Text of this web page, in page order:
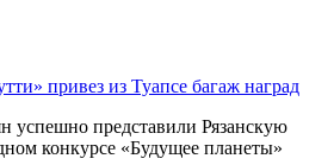
привез из Туапсе багаж наград
успешно представили Рязанскую
конкурсе «Будущее планеты»